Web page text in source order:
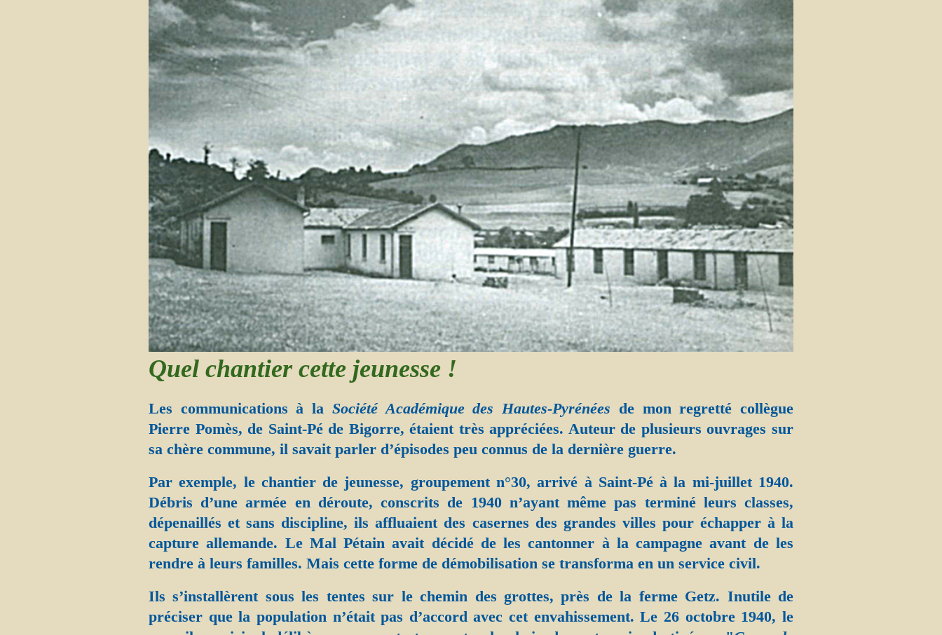
Quel chantier cette jeunesse !
Les communications à la Société Académique des Hautes-Pyrénées de mon regretté collègue
Pierre Pomès, de Saint-Pé de Bigorre, étaient très appréciées. Auteur de plusieurs ouvrages sur
sa chère commune, il savait parler d’épisodes peu connus de la dernière guerre.
Par exemple, le chantier de jeunesse, groupement n°30, arrivé à Saint-Pé à la mi-juillet 1940.
Débris d’une armée en déroute, conscrits de 1940 n’ayant même pas terminé leurs classes,
dépenaillés et sans discipline, ils affluaient des casernes des grandes villes pour échapper à la
capture allemande. Le Mal Pétain avait décidé de les cantonner à la campagne avant de les
rendre à leurs familles. Mais cette forme de démobilisation se transforma en un service civil.
Ils s’installèrent sous les tentes sur le chemin des grottes, près de la ferme Getz. Inutile de
préciser que la population n’était pas d’accord avec cet envahissement. Le 26 octobre 1940, le